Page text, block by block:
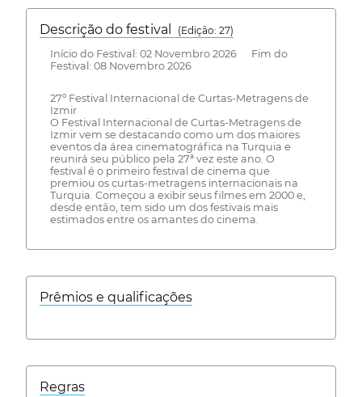
Descrição do festival
(Edição: 27)
Início do Festival: 02 Novembro 2026 Fim do
Festival: 08 Novembro 2026
27º Festival Internacional de Curtas-Metragens de
Izmir
O Festival Internacional de Curtas-Metragens de
Izmir vem se destacando como um dos maiores
eventos da área cinematográfica na Turquia e
reunirá seu público pela 27ª vez este ano. O
festival é o primeiro festival de cinema que
premiou os curtas-metragens internacionais na
Turquia. Começou a exibir seus filmes em 2000 e,
desde então, tem sido um dos festivais mais
estimados entre os amantes do cinema.
Prêmios e qualificações
Regras